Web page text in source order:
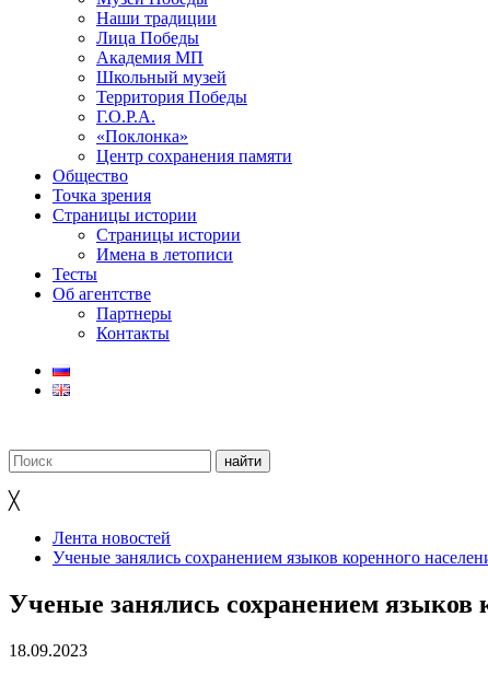
Наши традиции
Лица Победы
Академия МП
Школьный музей
Территория Победы
Г.О.Р.А.
«Поклонка»
Центр сохранения памяти
Общество
Точка зрения
Страницы истории
Страницы истории
Имена в летописи
Тесты
Об агентстве
Партнеры
Контакты
╳
Лента новостей
Ученые занялись сохранением языков коренного
Ученые занялись сохранением языков
18.09.2023